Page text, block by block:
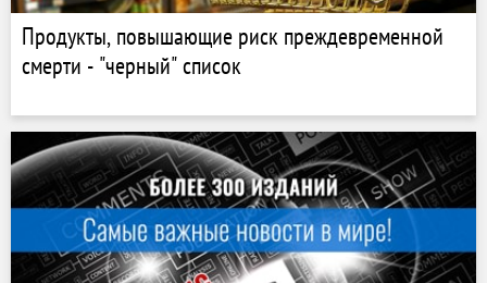
Продукты, повышающие риск преждевременной
смерти - "черный" список